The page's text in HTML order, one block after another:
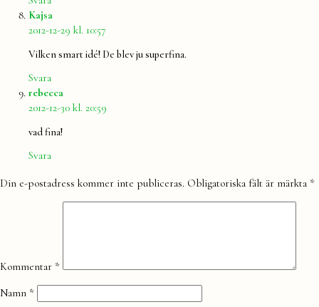
Kajsa
2012-12-29 kl. 10:57
Vilken smart idé! De blev ju superfina.
Svara
rebecca
2012-12-30 kl. 20:59
vad fina!
Svara
Lämna
Din e-postadress kommer inte publiceras. Obligatoriska fält är märkta *
Kommentar *
Namn *